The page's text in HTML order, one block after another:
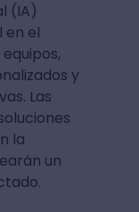
(IA)
en el
y
Las
la
un